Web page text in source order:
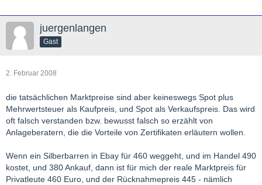
juergenlangen
Gast
2. Februar 2008
die tatsächlichen Marktpreise sind aber keineswegs Spot plus
Mehrwertsteuer als Kaufpreis, und Spot als Verkaufspreis. Das wird
oft falsch verstanden bzw. bewusst falsch so erzählt von
Anlageberatern, die die Vorteile von Zertifikaten erläutern wollen.
Wenn ein Silberbarren in Ebay für 460 weggeht, und im Handel 490
kostet, und 380 Ankauf, dann ist für mich der reale Marktpreis für
Privatleute 460 Euro, und der Rücknahmepreis 445 - nämlich